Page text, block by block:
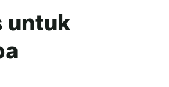
untuk